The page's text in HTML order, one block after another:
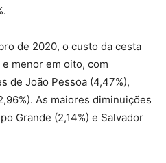
de 2020, o custo da cesta
menor em oito, com
de João Pessoa (4,47%),
As maiores diminuições
Grande (2,14%) e Salvador